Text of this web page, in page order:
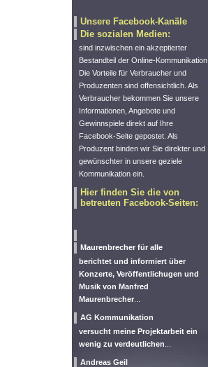
Unsere Facebook-Kanäle
Die sozialen Medien:
sind inzwischen ein akzeptierter
Bestandteil der Online-Kommunikation.
Die Vorteile für Verbraucher und
Produzenten sind offensichtlich. Als
Verbraucher bekommen Sie unsere
Informationen, Angebote und
Gewinnspiele direkt auf Ihre
Facebook-Seite gepostet. Als
Produzent binden wir Sie direkter und
gewünschter in unsere geziele
Kommunikation ein.
Hier finden Sie die von
betreuten Facebook-Seiten:
Maurenbrecher für alle
berichtet und informiert über
Konzerte, Veröffentlichugen und
Musik von Manfred
Maurenbrecher
AG Kommunikation
versucht meine Projektarbeit ein
wenig zu verdeutlichen
Andreas Geil